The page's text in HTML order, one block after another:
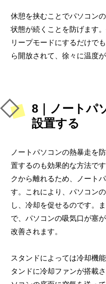
休憩を挟むことでパソコン
状態が続くことを防げます
リープモードにするだけで
ら開放されて、徐々に温度
8｜ノートパ
設置する
ノートパソコンの熱暴走を
置するのも効果的な方法で
クから離れるため、ノート
す。これにより、パソコン
し、冷却を促せるのです。
で、パソコンの吸気口が塞
改善されます。
スタンドによっては冷却機
タンドに冷却ファンが搭載